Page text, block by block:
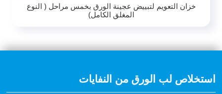
خزان التعويم لتبييض عجينة الورق بخمس مراحل ( النوع
المغلق الكامل)
استخلاص لب الورق من النفايات